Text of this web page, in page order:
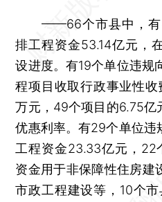
——66个市县中，有
排工程资金53.14亿元，
设进度。有19个单位违规
程项目收取行政事业性
万元，49个项目的6.75亿
优惠利率。有29个单位违
工程资金23.33亿元，22
资金用于非保障性住房建
市政工程建设等，10个